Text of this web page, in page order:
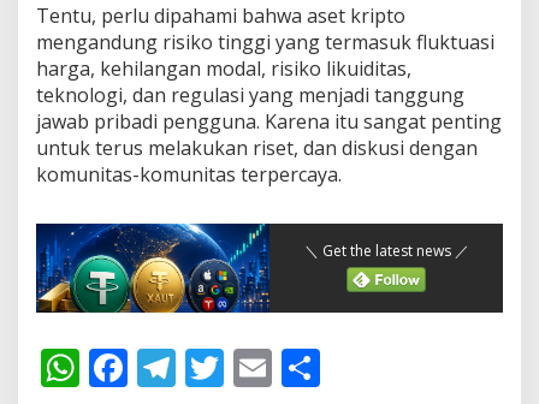
Tentu, perlu dipahami bahwa aset kripto
mengandung risiko tinggi yang termasuk fluktuasi
harga, kehilangan modal, risiko likuiditas,
teknologi, dan regulasi yang menjadi tanggung
jawab pribadi pengguna. Karena itu sangat penting
untuk terus melakukan riset, dan diskusi dengan
komunitas-komunitas terpercaya.
＼ Get the latest news ／
W F T T E